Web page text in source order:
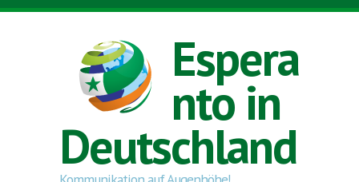
Direkt zum Inhalt
Espera
nto in
Deutschland